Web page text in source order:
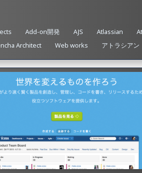
Add-on開発 AJS Atlassian
Architect Web works アトラシアン